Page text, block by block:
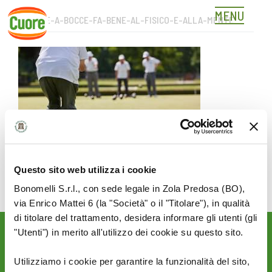
Questo sito web utilizza i cookie
Bonomelli S.r.l., con sede legale in Zola Predosa (BO),
via Enrico Mattei 6 (la "Società" o il "Titolare"), in qualità
di titolare del trattamento, desidera informare gli utenti (gli
"Utenti") in merito all'utilizzo dei cookie su questo sito.
Utilizziamo i cookie per garantire la funzionalità del sito,
Skip
content
MENU
GIOCARE-A-BOCCE-FA-BENE-AL-FISICO-E-ALLA-MENTE
Giocare a bocce va bene a corpo e mente.